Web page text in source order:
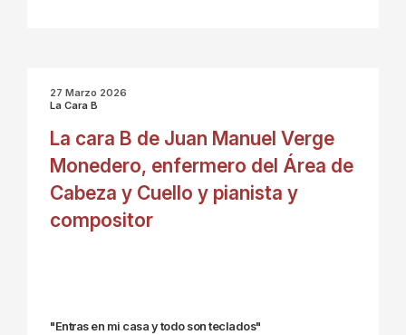
27 Marzo 2026
La Cara B
La cara B de Juan Manuel Verge
Monedero, enfermero del Área de
Cabeza y Cuello y pianista y
compositor
"Entras en mi casa y todo son teclados"